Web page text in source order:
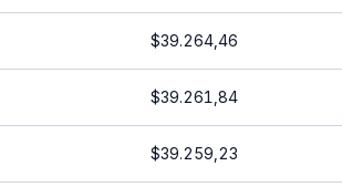
$39.264,46
$39.261,84
$39.259,23